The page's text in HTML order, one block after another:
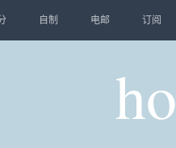
自制 电邮 订阅